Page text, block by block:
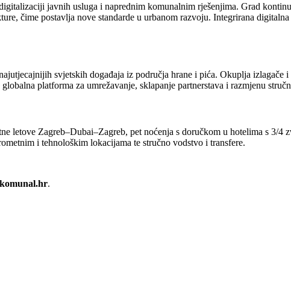
javnih usluga i naprednim komunalnim rješenjima. Grad
čime postavlja nove standarde u urbanom razvoju. Integrirana
svjetskih događaja iz područja hrane i pića. Okuplja
platforma za umrežavanje, sklapanje partnerstava i razmjenu
letove Zagreb–Dubai–Zagreb, pet noćenja s doručkom u hotelima s 3/
i tehnološkim lokacijama te stručno vodstvo i transfere.
.